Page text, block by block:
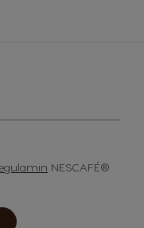
NESCAFÉ®